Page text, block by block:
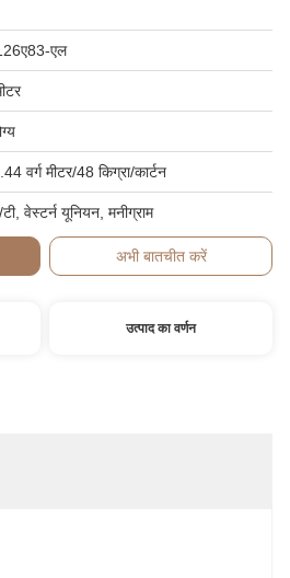
एल
वर्ग मीटर/48 किग्रा/कार्टन
वेस्टर्न यूनियन, मनीग्राम
अभी बातचीत करें
उत्पाद का वर्णन